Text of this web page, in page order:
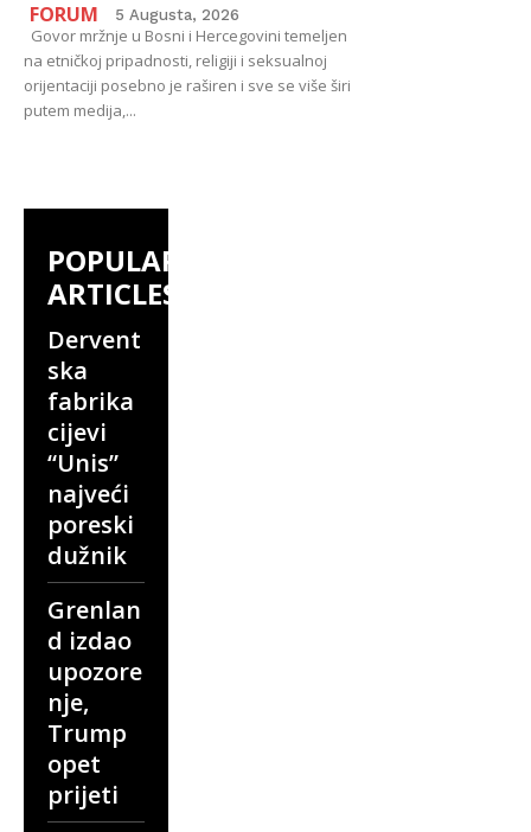
FORUM 5 Augusta, 2026
Govor mržnje u Bosni i Hercegovini temeljen
na etničkoj pripadnosti, religiji i seksualnoj
orijentaciji posebno je raširen i sve se više širi
putem medija,...
POPULAR
ARTICLES
Dervent
ska
fabrika
cijevi
“Unis”
najveći
poreski
dužnik
Grenlan
d izdao
upozore
nje,
Trump
opet
prijeti